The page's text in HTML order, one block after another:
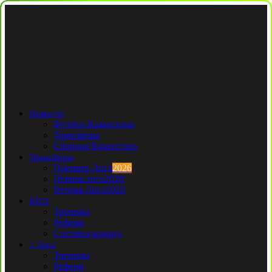
Новости
Футбол Казахстана
Трансферы
Сборная Казахстана
Трансферы
Премьер Лига2026
Первая лига2026
Вторая Лига2026
КПЛ
Тренеры
Рефери
Составы команд
1 Лига
Тренеры
Рефери